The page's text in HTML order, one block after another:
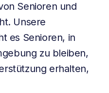
Senioren und
Unsere
es Senioren, in
zu bleiben,
erhalten,